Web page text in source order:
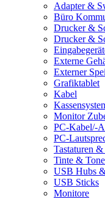
Adapter &
Büro
Drucker &
Drucker &
Externe
Externer
Grafiktablet
Kabel
Monitor
PC-Kabel/-
PC-
Tastaturen
Tinte &
USB Hubs
USB Sticks
Monitore